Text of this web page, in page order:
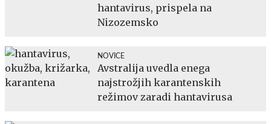
hantavirus, prispela na
Nizozemsko
NOVICE
Avstralija uvedla enega
najstrožjih karantenskih
režimov zaradi hantavirusa